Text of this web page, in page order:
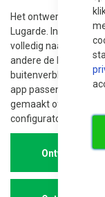
Het ontwerpen is
Lugarde. In deze
volledig naar eigen
andere de kleur,
buitenverblijf al
app passen? Geen
gemaakt of
configurator passen,
Ontwerp